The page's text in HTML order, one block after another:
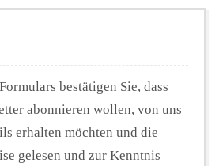
bestätigen Sie, dass
abonnieren wollen, von uns
erhalten möchten und die
gelesen und zur Kenntnis